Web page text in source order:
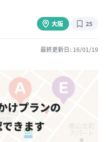
大阪 25
最終更新日: 16/01/19